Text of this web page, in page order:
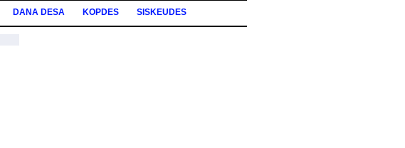
DANA DESA KOPDES SISKEUDES